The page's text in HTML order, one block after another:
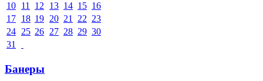
10 11 12 13 14 15 16
17 18 19 20 21 22 23
24 25 26 27 28 29 30
31
Банеры